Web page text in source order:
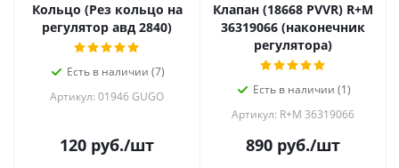
Кольцо (Рез кольцо на
регулятор авд 2840)
Есть в наличии (7)
Артикул: 01946 GUGO
120 руб./шт
Клапан (18668 PVVR) R+M
36319066 (наконечник
регулятора)
Есть в наличии (1)
Артикул: R+M 36319066
890 руб./шт